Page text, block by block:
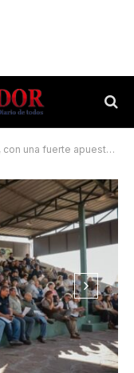
fuerte apuesta tecnológica